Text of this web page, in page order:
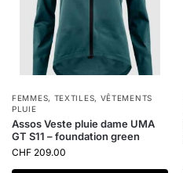
FEMMES, TEXTILES, VÊTEMENTS
PLUIE
Assos Veste pluie dame UMA
GT S11 – foundation green
CHF 209.00